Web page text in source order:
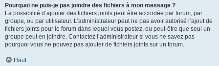
Pourquoi ne puis-je pas joindre des fichiers à mon message ?
La possibilité d’ajouter des fichiers joints peut être accordée par forum, par
groupe, ou par utilisateur. L’administrateur peut ne pas avoir autorisé l’ajout de
fichiers joints pour le forum dans lequel vous postez, ou peut-être que seul un
groupe peut en joindre. Contactez l’administrateur si vous ne savez pas
pourquoi vous ne pouvez pas ajouter de fichiers joints sur un forum.
Haut